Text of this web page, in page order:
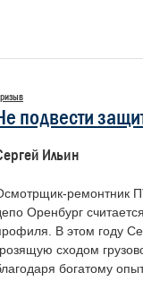
подвести
Ильин
ремонтник
Оренбург
В этом году
сходом
богатому